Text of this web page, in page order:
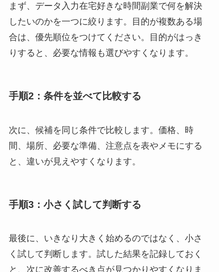
まず、データ入力在宅好きな時間副業で何を解決
したいのかを一つに絞ります。目的が複数ある場
合は、優先順位をつけてください。目的がはっき
りすると、必要な情報も選びやすくなります。
手順2：条件を並べて比較する
次に、候補を同じ条件で比較します。価格、時
間、場所、必要な準備、注意点を表やメモにする
と、違いが見えやすくなります。
手順3：小さく試して判断する
最後に、いきなり大きく始めるのではなく、小さ
く試して判断します。試した結果を記録しておく
と、次に改善するべき点が見つかりやすくなりま